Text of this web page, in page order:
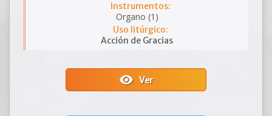
Instrumentos:
Organo (1)
Uso litúrgico:
Acción de Gracias
visibility Ver